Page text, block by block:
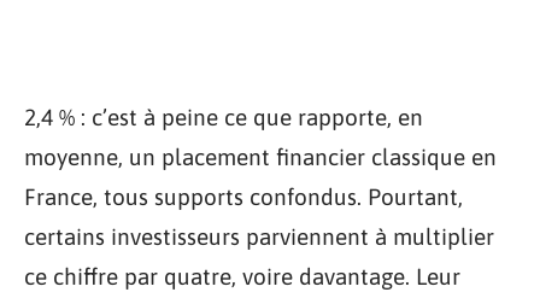
2,4 % : c’est à peine ce que rapporte, en
moyenne, un placement financier classique en
France, tous supports confondus. Pourtant,
certains investisseurs parviennent à multiplier
ce chiffre par quatre, voire davantage. Leur